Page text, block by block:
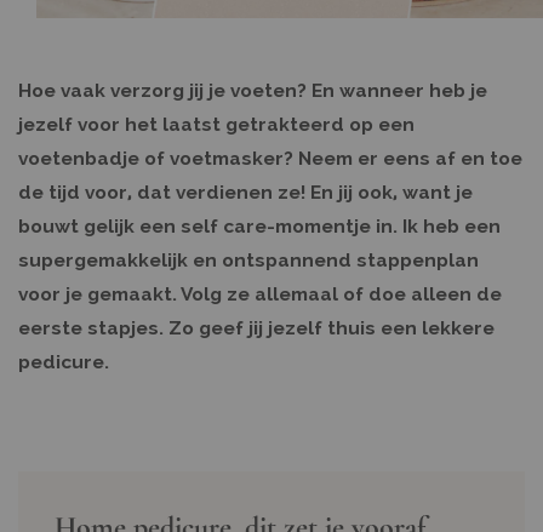
Hoe vaak verzorg jij je voeten? En wanneer heb je
jezelf voor het laatst getrakteerd op een
voetenbadje of voetmasker? Neem er eens af en toe
de tijd voor, dat verdienen ze! En jij ook, want je
bouwt gelijk een self care-momentje in. Ik heb een
supergemakkelijk en ontspannend stappenplan
voor je gemaakt. Volg ze allemaal of doe alleen de
eerste stapjes. Zo geef jij jezelf thuis een lekkere
pedicure.